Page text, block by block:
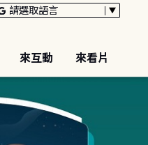
來互動 來看片